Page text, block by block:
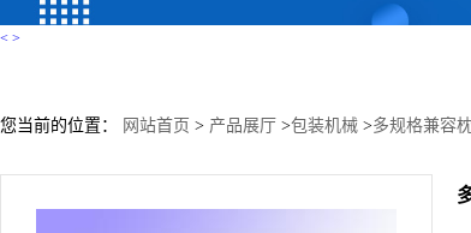
< >
您当前的位置： 网站首页 > 产品展厅 >包装机械 >多规格兼容